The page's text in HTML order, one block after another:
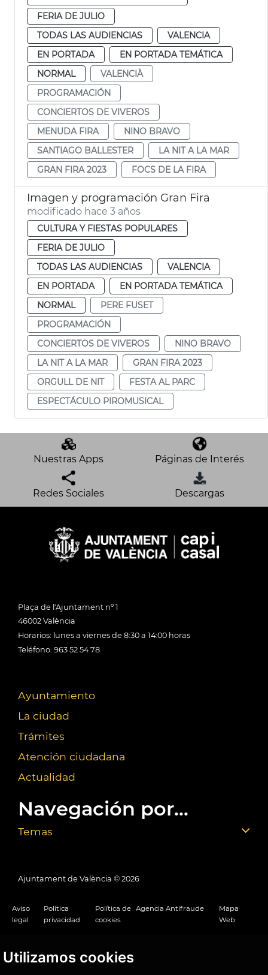
Utilizamos cookies
FERIA DE JULIO
TODAS LAS AUDIENCIAS
VALENCIA
EN PORTADA
EN PORTADA TEMÁTICA
NORMAL
VALENCIÀ
PROGRAMACIÓN
CONCIERTOS DE VIVEROS
MENUDA FIRA
NINO BRAVO
SANTIAGO BALLESTER
LA NIT A LA MAR
GRAN FIRA 2023
FOCS DE LA FIRA
Imagen y programación Gran Fira
modificado hace 3 años
CULTURA Y FIESTAS POPULARES
FERIA DE JULIO
TODAS LAS AUDIENCIAS
VALENCIA
EN PORTADA
EN PORTADA TEMÁTICA
NORMAL
PERE FUSET
PROGRAMACIÓN
CONCIERTOS DE VIVEROS
NINO BRAVO
LA NIT A LA MAR
GRAN FIRA 2023
ORGULL DE NIT
FESTA AL PARC
ESPECTÁCULO PIROMUSICAL
Nuestras Apps Páginas de Interés
Redes Sociales Descargas
Plaça de l'Ajuntament nº 1
46002 València
Horarios: lunes a viernes de 8:30 a 14:00 horas
Teléfono: 963 52 54 78
Ayuntamiento
La ciudad
Trámites
Atención ciudadana
Actualidad
Navegación por...
Temas
Ajuntament de València © 2026
Aviso
legal
Política
privacidad
Política de
cookies
Agencia Antifraude
Mapa
Web